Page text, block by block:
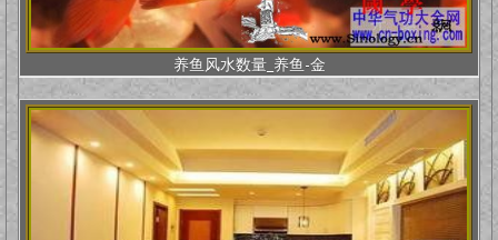
养鱼风水数量_养鱼-金